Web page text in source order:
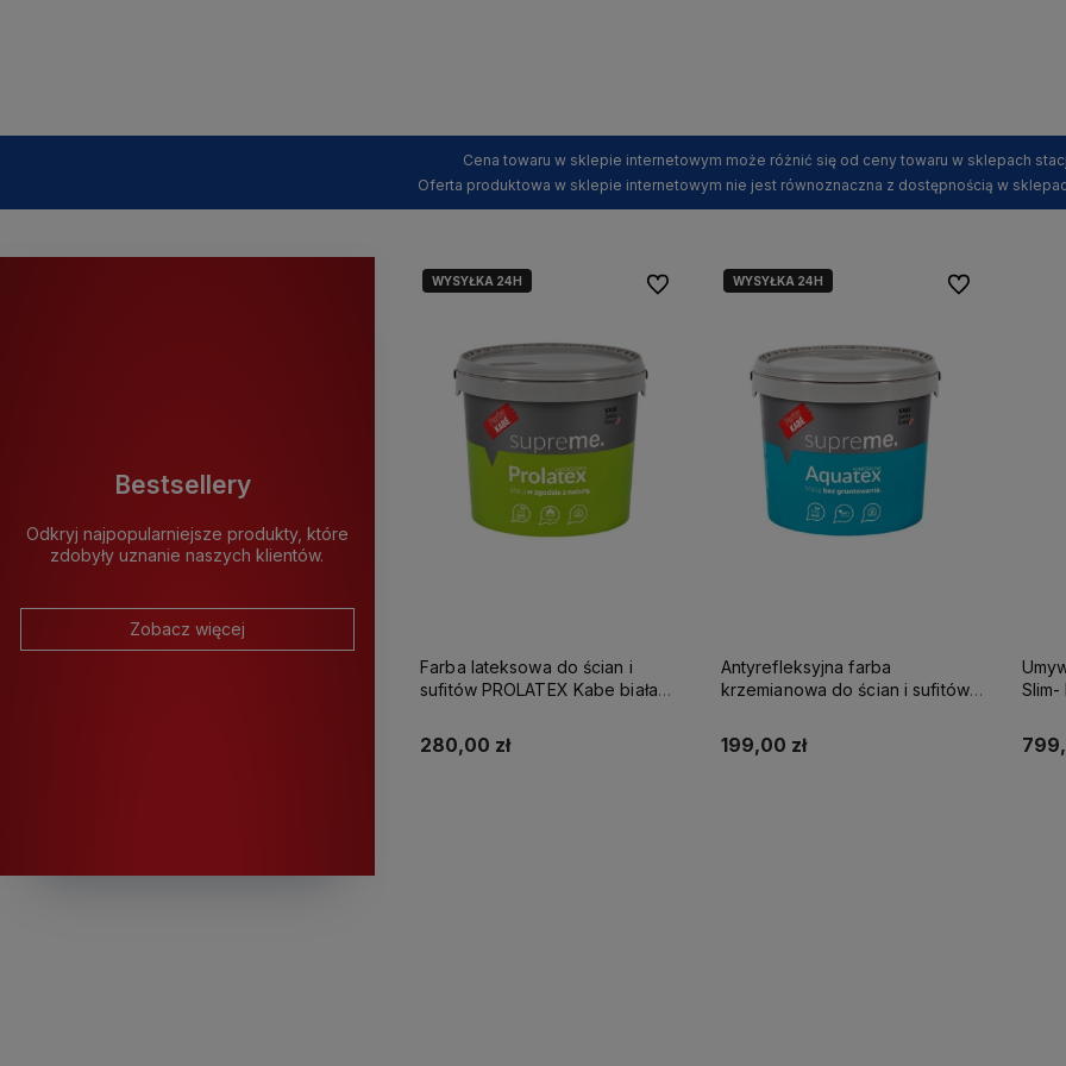
Cena towaru w sklepie internetowym może różnić się od ceny towaru w sklepach
Oferta produktowa w sklepie internetowym nie jest równoznaczna z dostępnością w
Bestsellery
Odkryj najpopularniejsze produkty, które
zdobyły uznanie naszych klientów.
Zobacz więcej
WYSYŁKA 24H
Farba lateksowa do ścian i
sufitów PROLATEX Kabe biała
280,00 zł
Do ulubionychWYSYŁKA 24H
Antyrefleksyjna farba
krzemianowa do ścian i sufitów
BAZA A MAT
199,00 zł
Do ulubionych
Slim-